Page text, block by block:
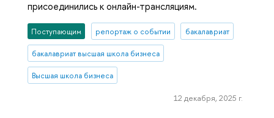
присоединились к онлайн-трансляциям.
Поступающим репортаж о событии бакалавриат
бакалавриат высшая школа бизнеса
Высшая школа бизнеса
12 декабря, 2025 г.